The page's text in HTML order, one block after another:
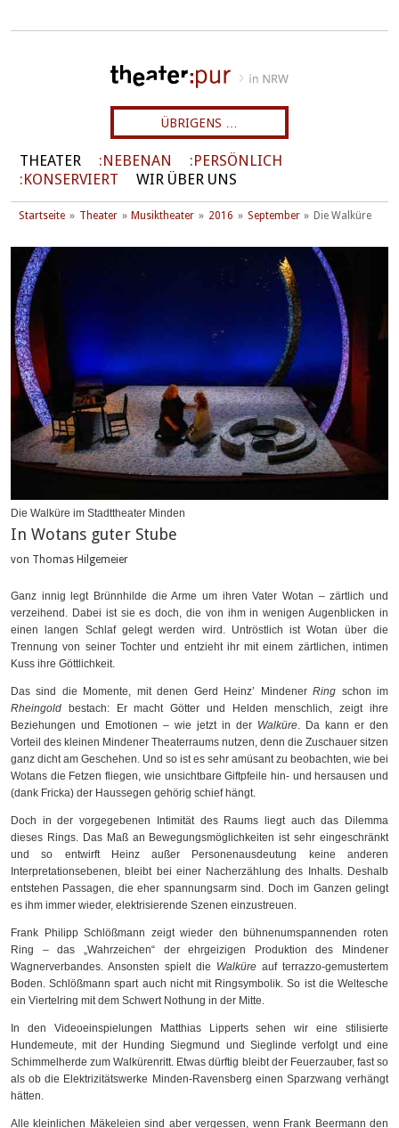
ÜBRIGENS …
THEATER NEBENAN
PERSÖNLICH
KONSERVIERT
WIR ÜBER UNS
Startseite Theater Musiktheater 2016 September Die Walküre
Die Walküre im Stadttheater Minden
In Wotans guter Stube
von Thomas Hilgemeier
Ganz innig legt Brünnhilde die Arme um ihren Vater Wotan – zärtlich und
verzeihend. Dabei ist sie es doch, die von ihm in wenigen Augenblicken in
einen langen Schlaf gelegt werden wird. Untröstlich ist Wotan über die
Trennung von seiner Tochter und entzieht ihr mit einem zärtlichen, intimen
Kuss ihre Göttlichkeit.
Das sind die Momente, mit denen Gerd Heinz’ MindenerRing schon im
Rheingold bestach: Er macht Götter und Helden menschlich, zeigt ihre
Beziehungen und Emotionen – wie jetzt in der Walküre. Da kann er den
Vorteil des kleinen Mindener Theaterraums nutzen, denn die Zuschauer sitzen
ganz dicht am Geschehen. Und so ist es sehr amüsant zu beobachten, wie bei
Wotans die Fetzen fliegen, wie unsichtbare Giftpfeile hin- und hersausen und
(dank Fricka) der Haussegen gehörig schief hängt.
Doch in der vorgegebenen Intimität des Raums liegt auch das Dilemma
dieses Rings. Das Maß an Bewegungsmöglichkeiten ist sehr eingeschränkt
und so entwirft Heinz außer Personenausdeutung keine anderen
Interpretationsebenen, bleibt bei einer Nacherzählung des Inhalts. Deshalb
entstehen Passagen, die eher spannungsarm sind. Doch im Ganzen gelingt
es ihm immer wieder, elektrisierende Szenen einzustreuen.
Frank Philipp Schlößmann zeigt wieder den bühnenumspannenden roten
Ring – das „Wahrzeichen“ der ehrgeizigen Produktion des Mindener
Wagnerverbandes. Ansonsten spielt die Walküre auf terrazzo-gemustertem
Boden. Schlößmann spart auch nicht mit Ringsymbolik. So ist die Weltesche
ein Viertelring mit dem Schwert Nothung in der Mitte.
In den Videoeinspielungen Matthias Lipperts sehen wir eine stilisierte
Hundemeute, mit der Hunding Siegmund und Sieglinde verfolgt und eine
Schimmelherde zum Walkürenritt. Etwas dürftig bleibt der Feuerzauber, fast so
als ob die Elektrizitätswerke Minden-Ravensberg einen Sparzwang verhängt
hätten.
Alle kleinlichen Mäkeleien sind aber vergessen, wenn Frank Beermann den